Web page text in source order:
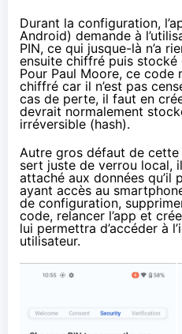
Durant la configuration,
Android) demande à
PIN, ce qui jusque-là n’a
ensuite chiffré puis stocké
Pour Paul Moore, ce code
chiffré car il n’est pas
cas de perte, il faut en
devrait normalement
irréversible (hash).
Autre gros défaut de
sert juste de verrou local,
attaché aux données qu’il
ayant accès au
de configuration,
code, relancer l’app et
lui permettra d’accéder à
utilisateur.